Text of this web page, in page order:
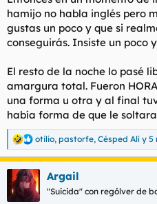
hamijo no habla inglés pero
gustas un poco y que si
conseguirás. Insiste un poco
El resto de la noche lo pasé
amargura total. Fueron
una forma u otra y al final
había forma de que le soltara
R
e
a
c
c
i
otilio, pastorfe, Césped Alí y 5
Argail
"Suicida" con rególver de